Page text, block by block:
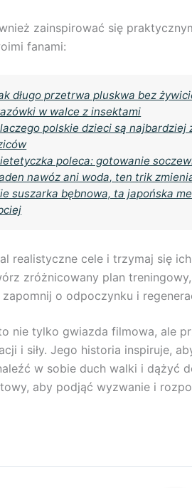
zainspirować się
fanami:
długo przetrwa pluskwa bez
w walce z insektami
polskie dzieci są najbardziej
poleca: gotowanie
nawóz ani woda, ten trik
suszarka bębnowa, ta japońska
realistyczne cele i trzymaj się
zróżnicowany plan
zapomnij o odpoczynku i
nie tylko gwiazda filmowa, ale
i siły. Jego historia inspiruje,
w sobie duch walki i dążyć
aby podjąć wyzwanie i